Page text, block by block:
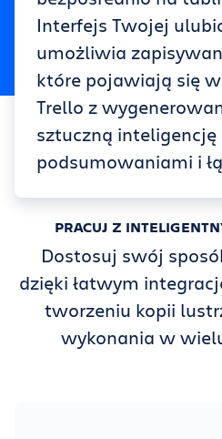
Interfejs Twojej
umożliwia
które pojawiają się
Trello z
sztuczną inteligencję
podsumowaniami i
PRACUJ Z
Dostosuj swój
dzięki łatwym
tworzeniu kopii
wykonania w